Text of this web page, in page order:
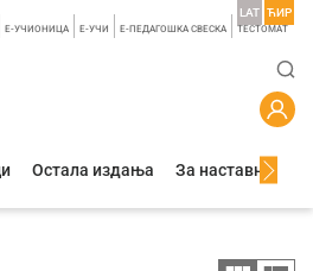
E-УЧИОНИЦА E-УЧИ Е-ПЕДАГОШКА СВЕСКА TЕСТОМАТ
LAT ЋИР
Остала издања За наставнике